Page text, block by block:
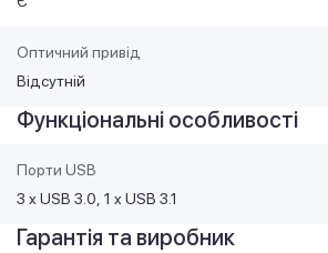
Оптичний привід
Відсутній
Функціональні особливості
Порти USB
3 х USB 3.0 1 x USB 3.1
Гарантія та виробник